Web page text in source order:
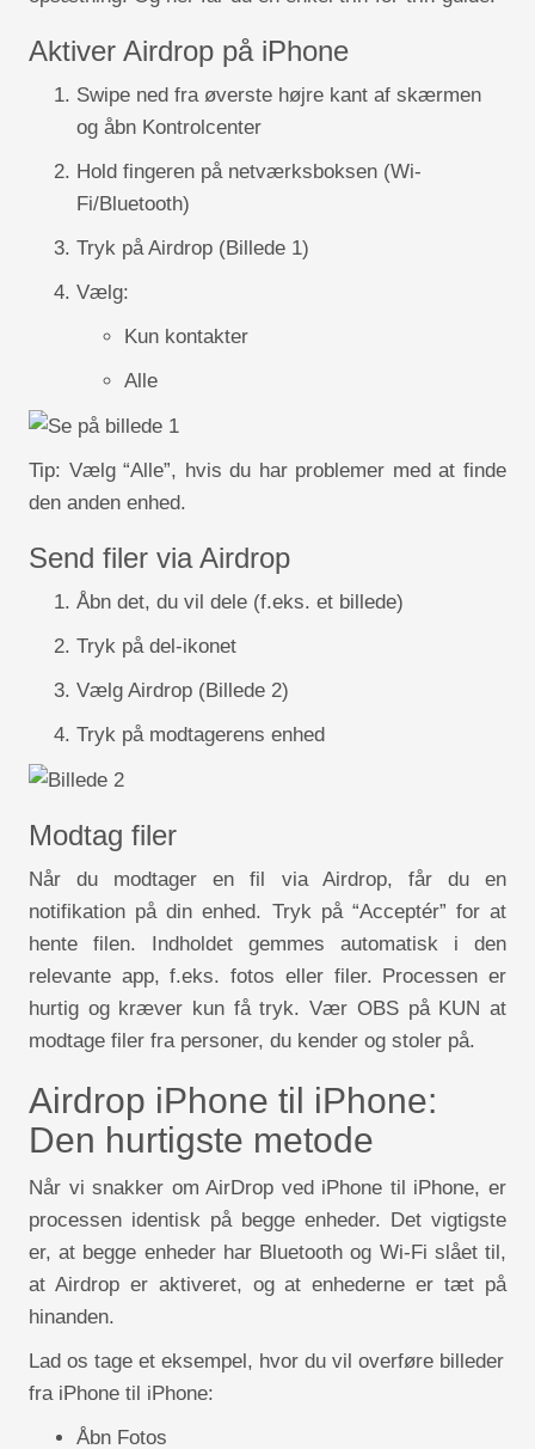
Aktiver Airdrop på iPhone
Swipe ned fra øverste højre kant af skærmen
og åbn Kontrolcenter
Hold fingeren på netværksboksen (Wi-
Fi/Bluetooth)
Tryk på Airdrop (Billede 1)
Vælg:
Kun kontakter
Alle
Tip: Vælg “Alle”, hvis du har problemer med at finde
den anden enhed.
Send filer via Airdrop
Åbn det, du vil dele (f.eks. et billede)
Tryk på del-ikonet
Vælg Airdrop (Billede 2)
Tryk på modtagerens enhed
Modtag filer
Når du modtager en fil via Airdrop, får du en
notifikation på din enhed. Tryk på “Acceptér” for at
hente filen. Indholdet gemmes automatisk i den
relevante app, f.eks. fotos eller filer. Processen er
hurtig og kræver kun få tryk. Vær OBS på KUN at
modtage filer fra personer, du kender og stoler på.
Airdrop iPhone til iPhone:
Den hurtigste metode
Når vi snakker om AirDrop ved iPhone til iPhone, er
processen identisk på begge enheder. Det vigtigste
er, at begge enheder har Bluetooth og Wi-Fi slået til,
at Airdrop er aktiveret, og at enhederne er tæt på
hinanden.
Lad os tage et eksempel, hvor du vil overføre billeder
fra iPhone til iPhone:
Åbn Fotos